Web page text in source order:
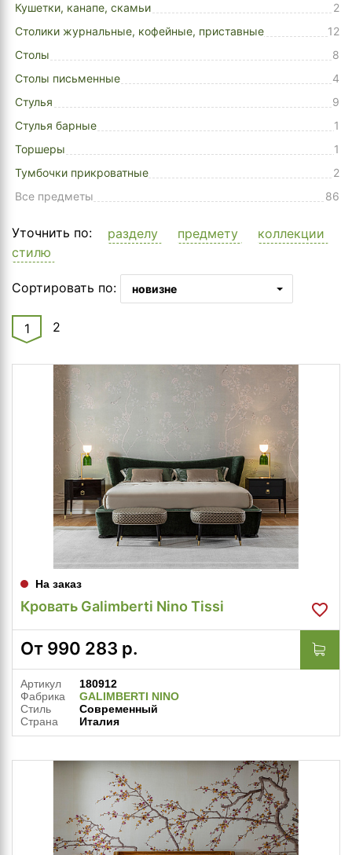
Кушетки, канапе, скамьи
2
Столики журнальные, кофейные, приставные
12
Столы
8
Столы письменные
4
Стулья
9
Стулья барные
1
Торшеры
1
Тумбочки прикроватные
2
Все предметы
86
Уточнить по: разделу предмету
коллекции
стилю
Сортировать по: новизне
1 2
На заказ
Кровать Galimberti Nino Tissi
От 990 283 р.
Артикул
180912
Фабрика
GALIMBERTI NINO
Стиль
Современный
Страна
Италия